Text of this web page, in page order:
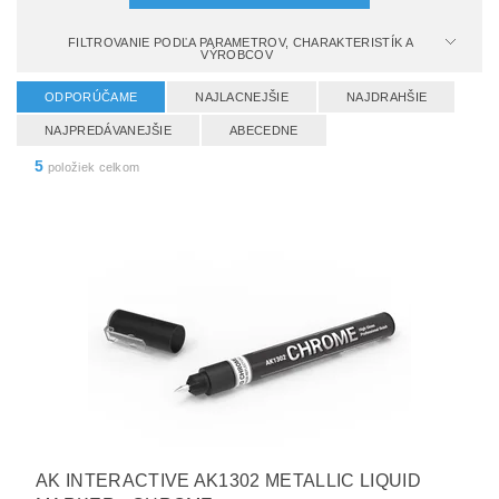
FILTROVANIE PODĽA PARAMETROV, CHARAKTERISTÍK A
VÝROBCOV
ODPORÚČAME NAJLACNEJŠIE NAJDRAHŠIE
NAJPREDÁVANEJŠIE ABECEDNE
5 položiek celkom
AK INTERACTIVE AK1302 METALLIC LIQUID